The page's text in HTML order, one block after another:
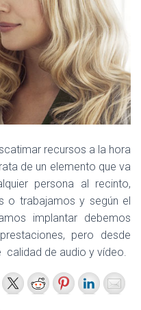
recursos a la hora
de un elemento que va
persona al recinto,
o trabajamos y según el
implantar debemos
pero desde
de audio y vídeo.